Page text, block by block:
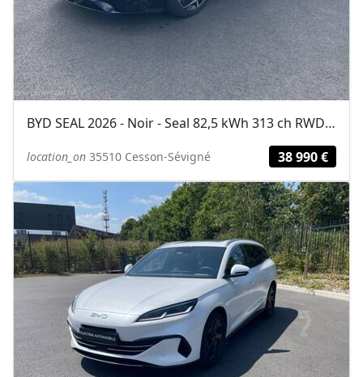
BYD SEAL 2026 - Noir - Seal 82,5 kWh 313 ch RWD Design
location_on 35510 Cesson-Sévigné 38 990 €